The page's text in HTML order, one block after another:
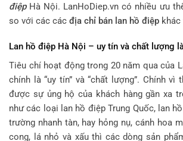
điệpHà Nội. LanHoDiep.vn có nhiều ưu
so với các các địa chỉ bán lan hồ điệp
Lan hồ điệp Hà Nội – uy tín và chất lượng
Tiêu chí hoạt động trong 20 năm qua của
chính là “uy tín” và “chất lượng”. Chính vì
được sự ủng hộ của khách hàng gần xa
như các loại lan hồ điệp Trung Quốc, lan
trường nhanh tàn, hay hỏng nụ, cánh hoa
cong, lá nhỏ và xấu thì các dòng sản